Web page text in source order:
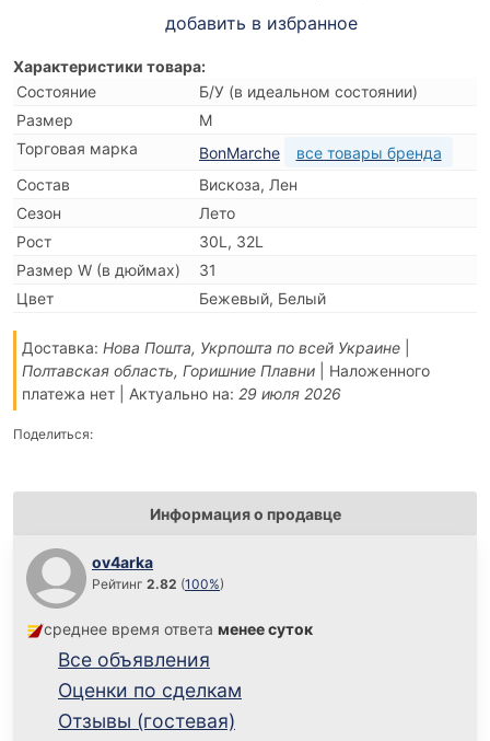
добавить в избранное
Характеристики товара:
Состояние
Б/У (в идеальном состоянии)
Размер
M
Торговая марка
BonMarche
все товары бренда
Состав
Вискоза, Лен
Сезон
Лето
Рост
30L, 32L
Размер W (в дюймах)
31
Цвет
Бежевый, Белый
Доставка: Нова Пошта, Укрпошта по всей Украине|
Полтавская область, Горишние Плавни| Наложенного
платежа нет | Актуально на: 29 июля 2026
Поделиться:
Информация о продавце
ov4arka
Рейтинг 2.82 (100%)
среднее время ответа менее суток
Все объявления
Оценки по сделкам
Отзывы (гостевая)